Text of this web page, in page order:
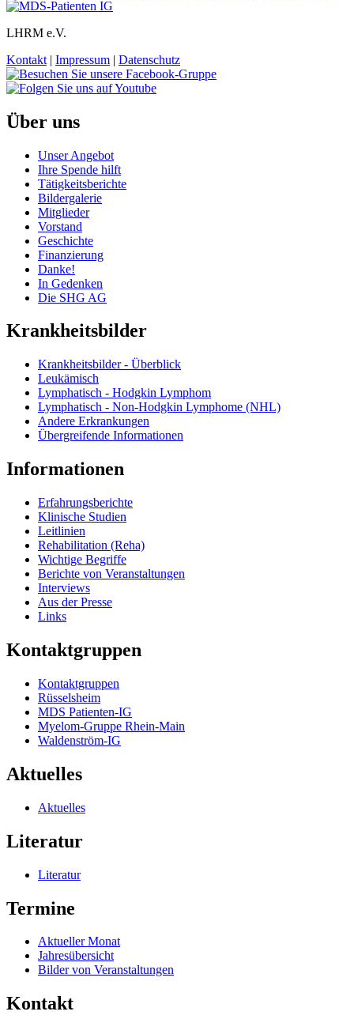
LHRM e.V.
Kontakt | Impressum | Datenschutz
Über uns
Unser Angebot
Ihre Spende hilft
Tätigkeitsberichte
Bildergalerie
Mitglieder
Vorstand
Geschichte
Finanzierung
Danke!
In Gedenken
Die SHG AG
Krankheitsbilder
Krankheitsbilder - Überblick
Leukämisch
Lymphatisch - Hodgkin Lymphom
Lymphatisch - Non-Hodgkin Lymphome (NHL)
Andere Erkrankungen
Übergreifende Informationen
Informationen
Erfahrungsberichte
Klinische Studien
Leitlinien
Rehabilitation (Reha)
Wichtige Begriffe
Berichte von Veranstaltungen
Interviews
Aus der Presse
Links
Kontaktgruppen
Kontaktgruppen
Rüsselsheim
MDS Patienten-IG
Myelom-Gruppe Rhein-Main
Waldenström-IG
Aktuelles
Aktuelles
Literatur
Literatur
Termine
Aktueller Monat
Jahresübersicht
Bilder von Veranstaltungen
Kontakt